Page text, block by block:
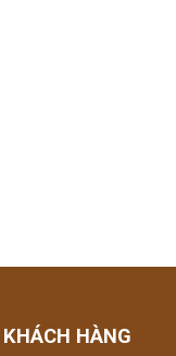
HÀNG